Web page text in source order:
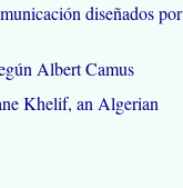
diseñados por
Albert Camus
Khelif, an Algerian